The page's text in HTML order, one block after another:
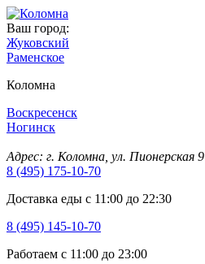
Ваш город:
Жуковский
Раменское
Коломна
Воскресенск
Ногинск
Адрес: г. Коломна, ул. Пионерская 9
8 (495) 175-10-70
Доставка еды с 11:00 до 22:30
8 (495) 145-10-70
Работаем с 11:00 до 23:00